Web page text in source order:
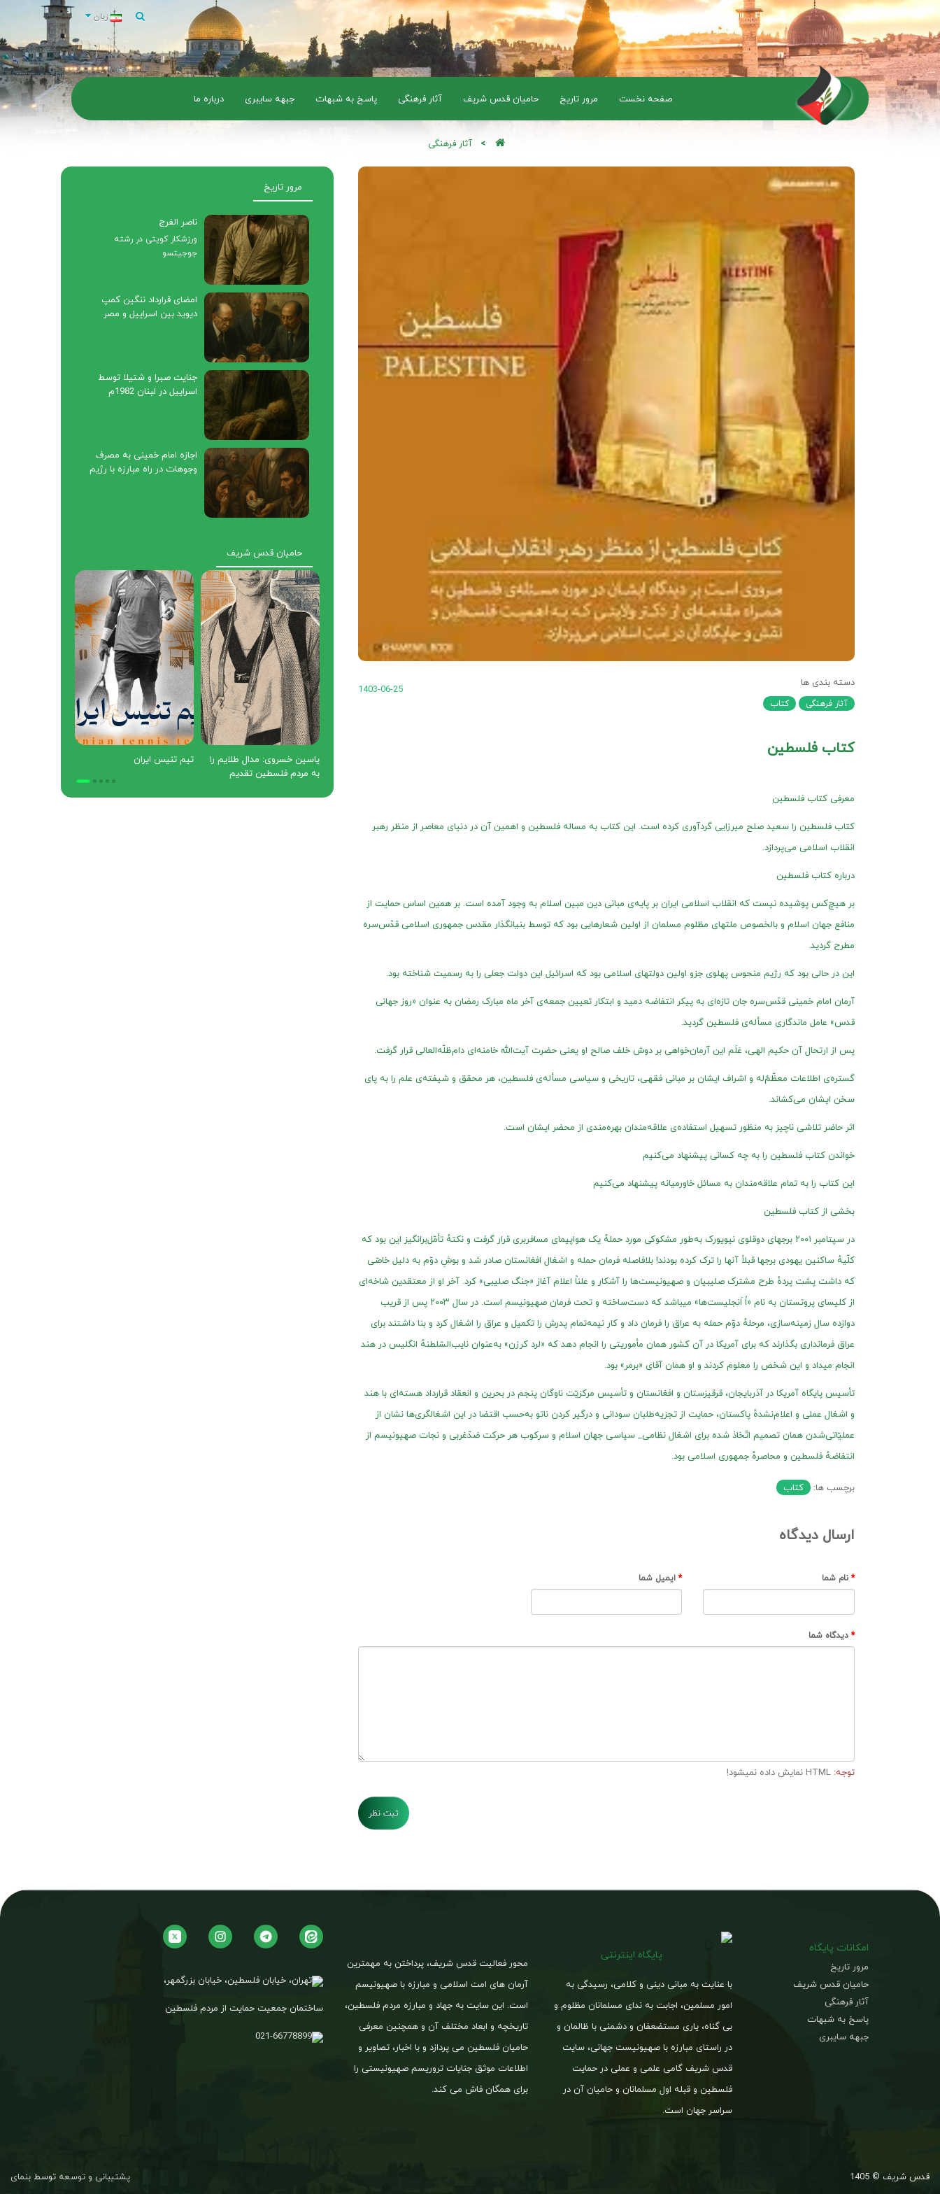
زبان
صفحه نخست مرور تاریخ حامیان قدس شریف آثار فرهنگی پاسخ به شبهات جبهه سایبری درباره ما
آثار فرهنگی
1403-06-25 دسته بندی ها
آثار فرهنگی کتاب
کتاب فلسطین
معرفی کتاب فلسطین
کتاب فلسطین را سعید صلح میرزایی گردآوری کرده است. این کتاب به مساله فلسطین و اهمین آن در دنیای معاصر از منظر رهبر
انقلاب اسلامی می‌پردازد.
درباره کتاب فلسطین
بر هیچ‌‌کس پوشیده ‌نیست که انقلاب اسلامی ایران بر پایه‌‌ی مبانی دین مبین اسلام به ‌وجود آمده است. بر همین اساس حمایت از
منافع جهان اسلام و بالخصوص ملتهای مظلوم مسلمان از اولین شعارهایی بود که توسط بنیانگذار مقدس جمهوری اسلامی قدّس‌سره
مطرح ‌گردید.
این در حالی‌ بود که رژیم منحوس پهلوی جزو اولین دولتهای اسلامی بود که اسرائیل این دولت جعلی را به رسمیت شناخته بود.
آرمان امام‌ خمینی قدّس‌سره جان تازه‌‌ای به پیکر انتفاضه دمید و ابتکار تعیین جمعه‌‌ی آخر ماه مبارک رمضان به عنوان «روز جهانی
قدس» عامل ماندگاری مسأله‌‌ی فلسطین گردید.
پس از ارتحال آن حکیم الهی، عَلَم این آرمان‌خواهی بر دوش خلف صالح او یعنی حضرت آیت‌‌الله خامنه‌‌ای دام‌ظلّه‌العالی قرار گرفت.
گستره‌‌ی اطلاعات معظّمٌ‌له و اشراف ایشان بر مبانی فقهی، تاریخی و سیاسی مسأله‌‌ی فلسطین، هر محقق و شیفته‌‌ی علم را به پای
سخن ایشان می‌‌کشاند.
اثر حاضر تلاشی ناچیز به منظور تسهیل استفاده‌‌ی علاقه‌‌مندان بهره‌‌مندی از محضر ایشان است.
خواندن کتاب فلسطین را به چه کسانی پیشنهاد می‌کنیم
این کتاب را به تمام علاقه‌مندان به مسائل خاورمیانه پیشنهاد می‌کنیم
بخشی از کتاب فلسطین
در سپتامبر ۲۰۰۱ برجهای دوقلوی نیویورک به‌طور مشکوکی مورد حملهٔ یک هواپیمای مسافربری قرار گرفت و نکتهٔ تأمّل‌برانگیز این بود که
کلّیهٔ ساکنین یهودی برجها قبلاً آنها را ترک کرده بودند! بلافاصله فرمان حمله و اشغال افغانستان صادر شد و بوشِ دوّم به دلیل خاصّی
که داشت پشت پردهٔ طرح مشترک صلیبیان و صهیونیست‌ها را آشکار و علناً اعلام آغاز «جنگ صلیبی» کرد. آخر او از معتقدین شاخه‌ای
از کلیسای پروتستان به نام «اُ اَنجلیست‌ها» میباشد که دست‌ساخته و تحت فرمان صهیونیسم است. در سال ۲۰۰۳ پس از قریب
دوازده سال زمینه‌سازی، مرحلهٔ دوّم حمله به عراق را فرمان داد و کار نیمه‌تمام پدرش را تکمیل و عراق را اشغال کرد و بنا داشتند برای
عراق فرمانداری بگذارند که برای آمریکا در آن کشور همان مأموریتی را انجام دهد که «لرد کرزن» به‌عنوان نایب‌السّلطنهٔ انگلیس در هند
انجام میداد و این شخص را معلوم کردند و او همان آقای «برمر» بود.
تأسیس پایگاه آمریکا در آذربایجان، قرقیزستان و افغانستان و تأسیس مرکزیّت ناوگان پنجم در بحرین و انعقاد قرارداد هسته‌ای با هند
و اشغال عملی و اعلام‌نشدهٔ پاکستان، حمایت از تجزیه‌طلبان سودانی و درگیر کردن ناتو به‌حسب اقتضا در این اشغالگری‌ها نشان از
عملیّاتی‌شدن همان تصمیم اتّخاذ شده برای اشغال نظامی_‌ سیاسی جهان اسلام و سرکوب هر حرکت ضدّغربی و نجات صهیونیسم از
انتفاضهٔ فلسطین و محاصرهٔ جمهوری اسلامی بود.
برچسب ها: کتاب
ارسال دیدگاه
نام شما ایمیل شما
دیدگاه شما
توجه:
ثبت نظر
مرور تاریخ
ناصر الفرج
ورزشکار کویتی در رشته
جوجیتسو
امضای قرارداد ننگین کمپ
دیوید بین اسراییل و مصر
جنایت صبرا و شتیلا توسط
اسراییل در لبنان 1982م
اجازه امام خمینی به مصرف
وجوهات در راه مبارزه با رژیم
حامیان قدس شریف
یاسین خسروی: مدال طلایم را
سادوک خالکی
امکانات پایگاه
مرور تاریخ
حامیان قدس شریف
آثار فرهنگی
پاسخ به شبهات
جبهه سایبری
پایگاه اینترنتی
با عنایت به مبانی دینی و کلامی، رسیدگی به
امور مسلمین، اجابت به ندای مسلمانان مظلوم و
بی گناه، یاری مستضعفان و دشمنی با ظالمان و
در راستای مبارزه با صهیونیست جهانی، سایت
قدس شریف گامی علمی و عملی در حمایت
فلسطین و قبله اول مسلمانان و حامیان آن در
سراسر جهان است.
محور فعالیت قدس شریف، پرداختن به مهمترین
آرمان های امت اسلامی و مبارزه با صهیونیسم
است. این سایت به جهاد و مبارزه مردم فلسطین،
تاریخچه و ابعاد مختلف آن و همچنین معرفی
حامیان فلسطین می پردازد و با اخبار، تصاویر و
اطلاعات موثق جنایات تروریسم صهیونیستی را
برای همگان فاش می کند.
تهران، خیابان فلسطین، خیابان بزرگمهر،
ساختمان جمعیت حمایت از مردم فلسطین
021-66778899
پشتیبانی و توسعه توسط بنمای قدس شریف © 1405